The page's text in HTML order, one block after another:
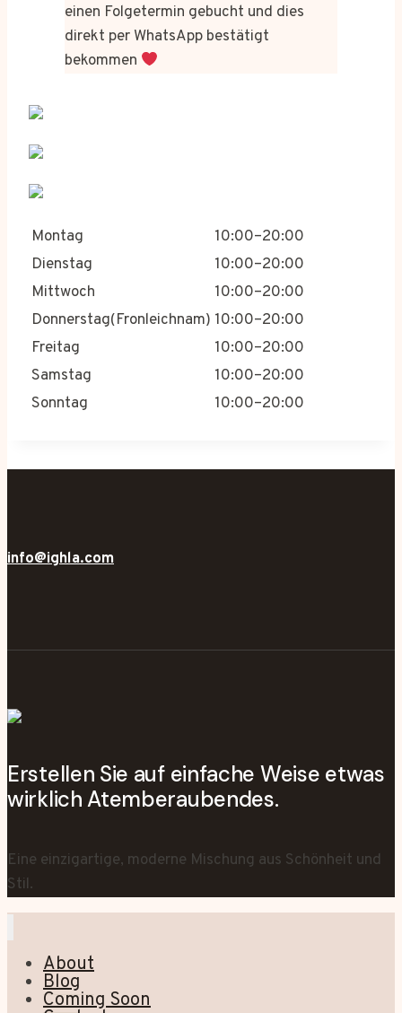
einen Folgetermin gebucht und dies
direkt per WhatsApp bestätigt
bekommen
Montag
10:00–20:00
Dienstag
10:00–20:00
Mittwoch
10:00–20:00
Donnerstag(Fronleichnam) 10:00–20:00
Freitag
10:00–20:00
Samstag
10:00–20:00
Sonntag
10:00–20:00
info@ighla.com
Erstellen Sie auf einfache Weise etwas
wirklich Atemberaubendes.
Eine einzigartige, moderne Mischung aus Schönheit und
Stil.
About
Blog
Coming Soon